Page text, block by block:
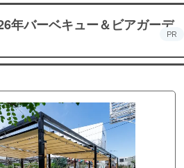
年バーベキュー＆ビアガーデ
PR